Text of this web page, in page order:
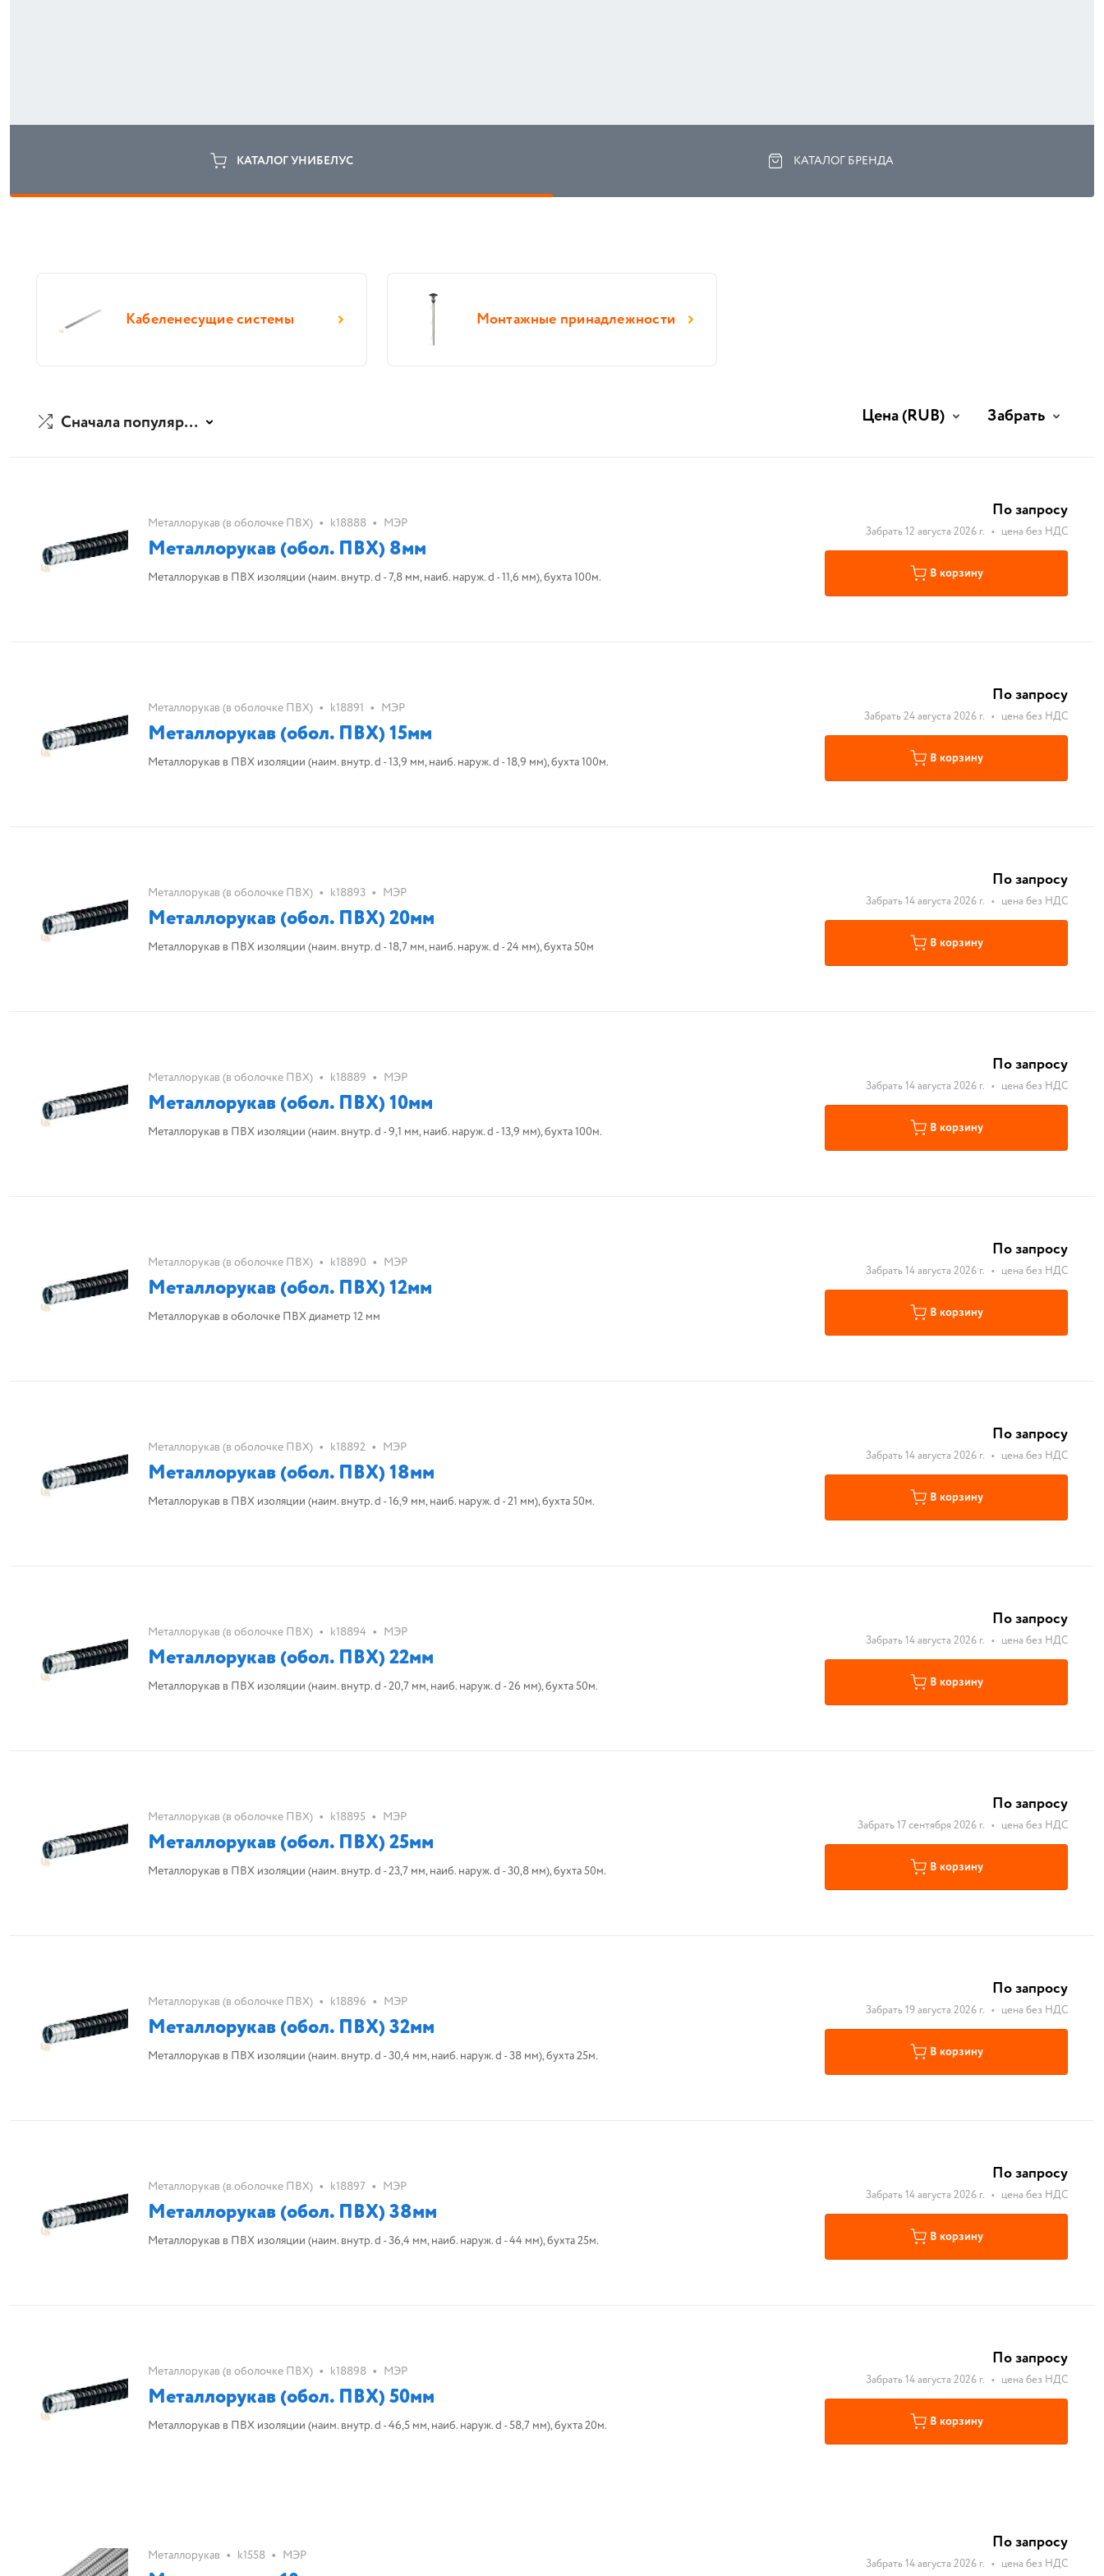
КАТАЛОГ УНИБЕЛУС КАТАЛОГ БРЕНДА
Кабеленесущие системы Монтажные принадлежности
Сначала популярные Цена(RUB) Забрать
Металлорукав (в оболочке ПВХ) • k18888 • МЭР
Металлорукав (обол. ПВХ) 8мм
Металлорукав в ПВХ изоляции (наим. внутр. d - 7,8 мм, наиб. наруж. d - 11,6 мм), бухта 100м.
По запросу
Забрать 12 августа 2026 г. • цена без НДС
В корзину
Металлорукав (в оболочке ПВХ) • k18891 • МЭР
Металлорукав (обол. ПВХ) 15мм
Металлорукав в ПВХ изоляции (наим. внутр. d - 13,9 мм, наиб. наруж. d - 18,9 мм), бухта 100м.
По запросу
Забрать 24 августа 2026 г. • цена без НДС
В корзину
Металлорукав (в оболочке ПВХ) • k18893 • МЭР
Металлорукав (обол. ПВХ) 20мм
Металлорукав в ПВХ изоляции (наим. внутр. d - 18,7 мм, наиб. наруж. d - 24 мм), бухта 50м
По запросу
Забрать 14 августа 2026 г. • цена без НДС
В корзину
Металлорукав (в оболочке ПВХ) • k18889 • МЭР
Металлорукав (обол. ПВХ) 10мм
Металлорукав в ПВХ изоляции (наим. внутр. d - 9,1 мм, наиб. наруж. d - 13,9 мм), бухта 100м.
По запросу
Забрать 14 августа 2026 г. • цена без НДС
В корзину
Металлорукав (в оболочке ПВХ) • k18890 • МЭР
Металлорукав (обол. ПВХ) 12мм
Металлорукав в оболочке ПВХ диаметр 12 мм
По запросу
Забрать 14 августа 2026 г. • цена без НДС
В корзину
Металлорукав (в оболочке ПВХ) • k18892 • МЭР
Металлорукав (обол. ПВХ) 18мм
Металлорукав в ПВХ изоляции (наим. внутр. d - 16,9 мм, наиб. наруж. d - 21 мм), бухта 50м.
По запросу
Забрать 14 августа 2026 г. • цена без НДС
В корзину
Металлорукав (в оболочке ПВХ) • k18894 • МЭР
Металлорукав (обол. ПВХ) 22мм
Металлорукав в ПВХ изоляции (наим. внутр. d - 20,7 мм, наиб. наруж. d - 26 мм), бухта 50м.
По запросу
Забрать 14 августа 2026 г. • цена без НДС
В корзину
Металлорукав (в оболочке ПВХ) • k18895 • МЭР
Металлорукав (обол. ПВХ) 25мм
Металлорукав в ПВХ изоляции (наим. внутр. d - 23,7 мм, наиб. наруж. d - 30,8 мм), бухта 50м.
По запросу
Забрать 17 сентября 2026 г. • цена без НДС
В корзину
Металлорукав (в оболочке ПВХ) • k18896 • МЭР
Металлорукав (обол. ПВХ) 32мм
Металлорукав в ПВХ изоляции (наим. внутр. d - 30,4 мм, наиб. наруж. d - 38 мм), бухта 25м.
По запросу
Забрать 19 августа 2026 г. • цена без НДС
В корзину
Металлорукав (в оболочке ПВХ) • k18897 • МЭР
Металлорукав (обол. ПВХ) 38мм
Металлорукав в ПВХ изоляции (наим. внутр. d - 36,4 мм, наиб. наруж. d - 44 мм), бухта 25м.
По запросу
Забрать 14 августа 2026 г. • цена без НДС
В корзину
Металлорукав (в оболочке ПВХ) • k18898 • МЭР
Металлорукав (обол. ПВХ) 50мм
Металлорукав в ПВХ изоляции (наим. внутр. d - 46,5 мм, наиб. наруж. d - 58,7 мм), бухта 20м.
По запросу
Забрать 14 августа 2026 г. • цена без НДС
В корзину
Металлорукав • k1558 • МЭР
По запросу
Забрать 14 августа 2026 г. • цена без НДС